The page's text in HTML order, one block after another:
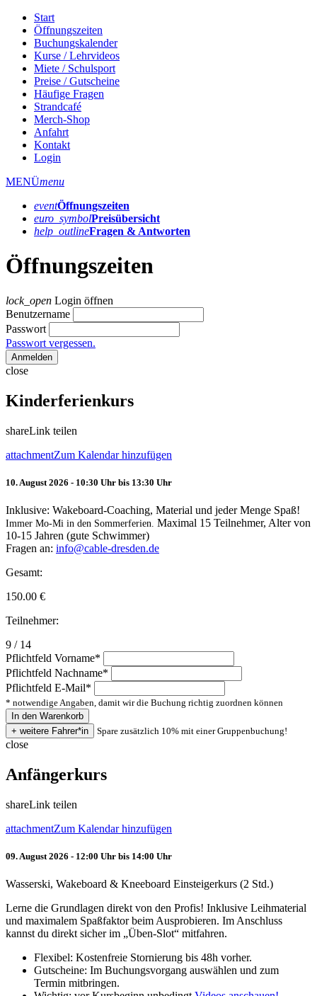
Start
Öffnungszeiten
Buchungskalender
Kurse / Lehrvideos
Miete / Schulsport
Preise / Gutscheine
Häufige Fragen
Strandcafé
Merch-Shop
Anfahrt
Kontakt
Login
MENÜmenu
eventÖffnungs­zeiten
euro_symbolPreis­übersicht
help_outlineFragen & Antworten
Öffnungszeiten
lock_open Login öffnen
Benutzername
Passwort
Passwort vergessen.
Anmelden
close
Kinderferienkurs
shareLink teilen
attachmentZum Kalendar hinzufügen
10. August 2026 - 10:30 Uhr bis 13:30 Uhr
Inklusive: Wakeboard-Coaching, Material und jeder Menge Spaß!
Immer Mo-Mi in den Sommerferien. Maximal 15 Teilnehmer, Alter von
10-15 Jahren (gute Schwimmer)
Fragen an: info@cable-dresden.de
Gesamt:
150.00 €
Teilnehmer:
9 / 14
Pflichtfeld Vorname*
Pflichtfeld Nachname*
Pflichtfeld E-Mail*
* notwendige Angaben, damit wir die Buchung richtig zuordnen können
Spare zusätzlich 10% mit einer Gruppenbuchung!
close
Anfängerkurs
shareLink teilen
attachmentZum Kalendar hinzufügen
09. August 2026 - 12:00 Uhr bis 14:00 Uhr
Wasserski, Wakeboard & Kneeboard Einsteigerkurs (2 Std.)
Lerne die Grundlagen direkt von den Profis! Inklusive Leihmaterial
und maximalem Spaßfaktor beim Ausprobieren. Im Anschluss
kannst du direkt sicher im „Üben-Slot“ mitfahren.
Flexibel: Kostenfreie Stornierung bis 48h vorher.
Gutscheine: Im Buchungsvorgang auswählen und zum
Termin mitbringen.